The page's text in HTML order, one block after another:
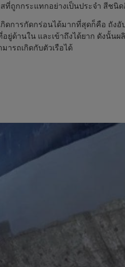
สที่ถูกกระแทกอย่างเป็นประจำ สีช
ดการกัดกร่อนได้มากที่สุดก็คือ ถัง
อยู่ด้านใน และเข้าถึงได้ยาก ดัง
ารถเกิดกับตัวเรือได้